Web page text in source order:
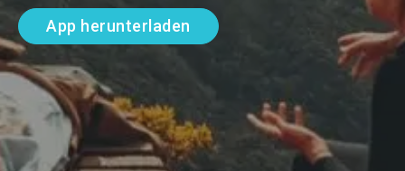
App herunterladen